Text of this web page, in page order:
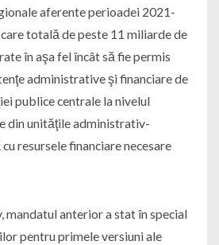
aferente perioadei 2021-
totală de peste 11 miliarde de
în aşa fel încât să fie permis
administrative şi financiare de
publice centrale la nivelul
din unităţile administrativ-
resursele financiare necesare
mandatul anterior a stat în special
pentru primele versiuni ale